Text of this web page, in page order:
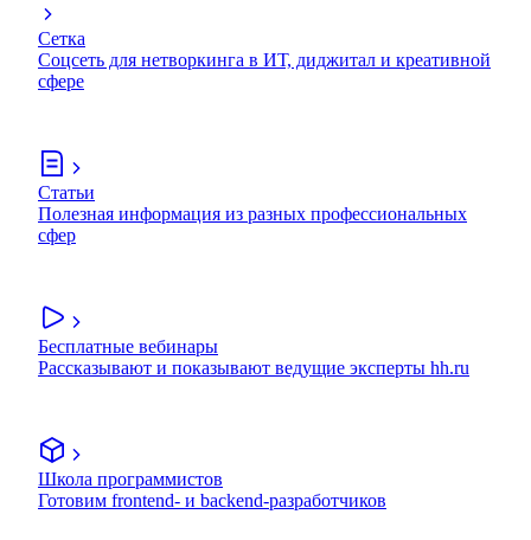
Сетка
Соцсеть для нетворкинга в ИТ, диджитал и креативной
сфере
Статьи
Полезная информация из разных профессиональных
сфер
Бесплатные вебинары
Рассказывают и показывают ведущие эксперты hh.ru
Школа программистов
Готовим frontend- и backend-разработчиков